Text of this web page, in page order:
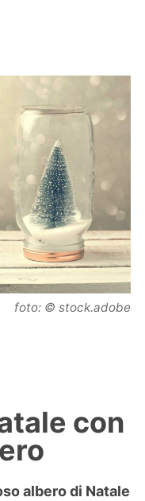
foto: © stock.adobe
con
albero di Natale